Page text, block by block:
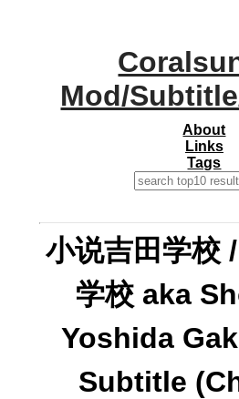
Mod/
About
Links
Tags
小说吉田学校
学校 aka
Yoshida
Subtitle